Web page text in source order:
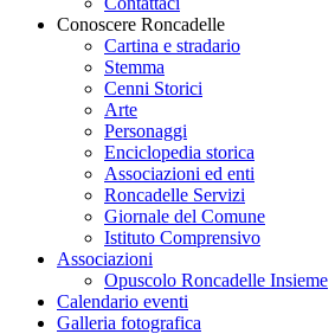
Conoscere Roncadelle
Cartina e stradario
Stemma
Cenni Storici
Arte
Personaggi
Enciclopedia storica
Associazioni ed enti
Roncadelle Servizi
Giornale del Comune
Istituto Comprensivo
Associazioni
Opuscolo Roncadelle Insieme
Calendario eventi
Galleria fotografica